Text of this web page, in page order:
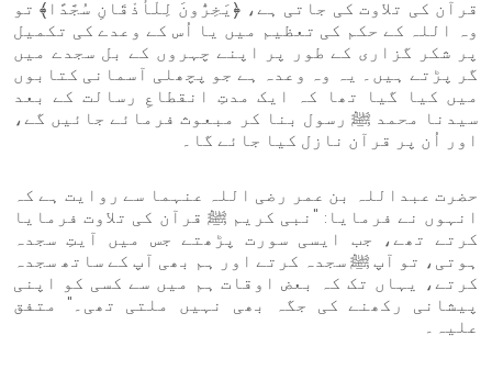
قرآن کی تلاوت کی جاتی ہے، ﴿يَخِرُّونَ لِلْأَذْقَانِ سُجَّدًا﴾ تو
وہ اللہ کے حکم کی تعظیم میں یا اُس کے وعدے کی تکمیل
پر شکر گزاری کے طور پر اپنے چہروں کے بل سجدے میں
گر پڑتے ہیں۔ یہ وہ وعدہ ہے جو پچھلی آسمانی کتابوں
میں کیا گیا تھا کہ ایک مدتِ انقطاعِ رسالت کے بعد
سیدنا محمد ﷺ رسول بنا کر مبعوث فرمائے جائیں گے،
اور اُن پر قرآن نازل کیا جائے گا۔
حضرت عبداللہ بن عمر رضی اللہ عنہما سے روایت ہے کہ
انہوں نے فرمایا: "نبی کریم ﷺ قرآن کی تلاوت فرمایا
کرتے تھے، جب ایسی سورت پڑھتے جس میں آیتِ سجدہ
ہوتی، تو آپ ﷺ سجدہ کرتے اور ہم بھی آپ کے ساتھ سجدہ
کرتے، یہاں تک کہ بعض اوقات ہم میں سے کسی کو اپنی
پیشانی رکھنے کی جگہ بھی نہیں ملتی تھی۔" متفق
علیہ۔